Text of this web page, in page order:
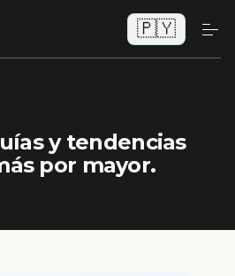
🇵🇾
y tendencias
por mayor.